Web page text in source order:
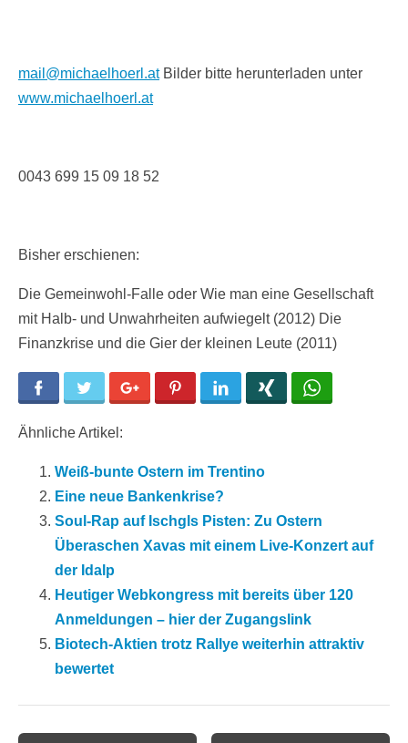
mail@michaelhoerl.atBilder bitte herunterladen unter
www.michaelhoerl.at
0043 699 15 09 18 52
Bisher erschienen:
Die Gemeinwohl-Falle oder Wie man eine Gesellschaft
mit Halb- und Unwahrheiten aufwiegelt (2012) Die
Finanzkrise und die Gier der kleinen Leute (2011)
Facebook Twitter Google+ Pinterest LinkedIn
Ähnliche Artikel:
Weiß-bunte Ostern im Trentino
Eine neue Bankenkrise?
Soul-Rap auf Ischgls Pisten: Zu Ostern
Überaschen Xavas mit einem Live-Konzert auf
der Idalp
Heutiger Webkongress mit bereits über 120
Anmeldungen – hier der Zugangslink
Biotech-Aktien trotz Rallye weiterhin attraktiv
bewertet